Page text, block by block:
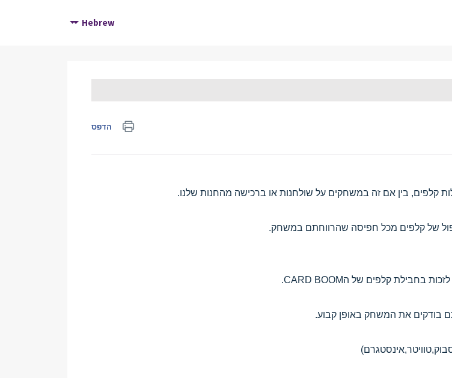
Hebrew
הדפס
קלפים, בין אם זה במשחקים על שולחנות או ברכישה מהחנות שלנו.